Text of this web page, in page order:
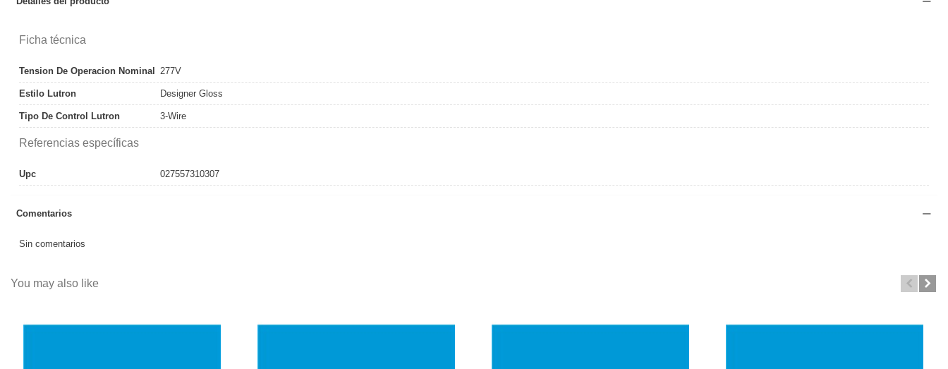
Ficha técnica
Tension De Operacion Nominal 277V
Estilo Lutron Designer Gloss
Tipo De Control Lutron 3-Wire
Referencias específicas
Upc 027557310307
Comentarios
Sin comentarios
You may also like